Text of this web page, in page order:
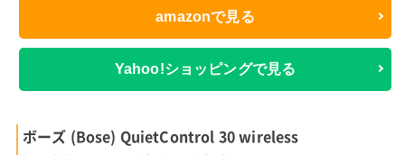
amazonで見る
Yahoo!ショッピングで見る
ボーズ (Bose) QuietControl 30 wireless